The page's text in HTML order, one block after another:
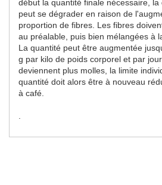
début la quantité finale nécessaire,
peut se dégrader en raison de
proportion de fibres. Les fibres
au préalable, puis bien mélangées à
La quantité peut être augmentée
g par kilo de poids corporel et par
deviennent plus molles, la limite
quantité doit alors être à nouveau
à café.